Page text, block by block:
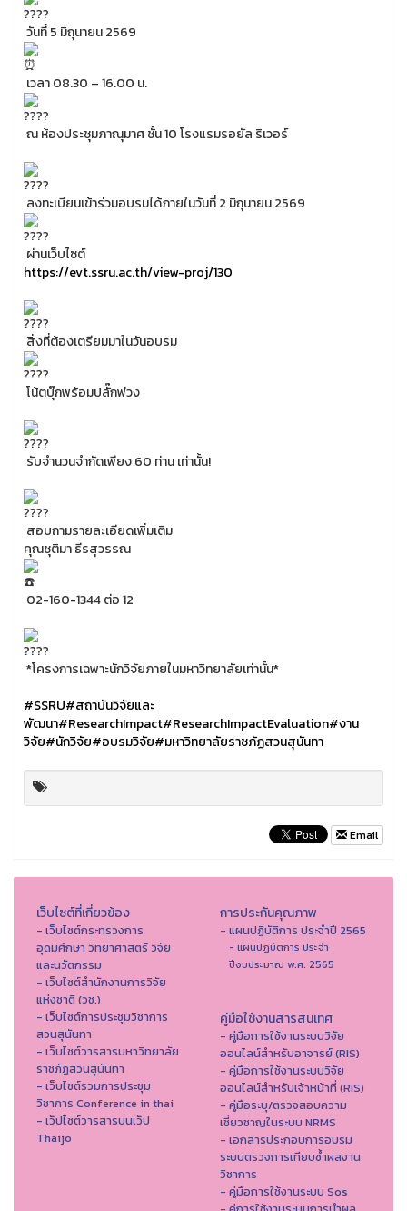
วันที่ 5 มิถุนายน 2569
เวลา 08.30 – 16.00 น.
ณ ห้องประชุมภาณุมาศ ชั้น 10 โรงแรมรอยัล ริเวอร์
ลงทะเบียนเข้าร่วมอบรมได้ภายในวันที่ 2 มิถุนายน 2569
ผ่านเว็บไซต์
https://evt.ssru.ac.th/view-proj/130
สิ่งที่ต้องเตรียมมาในวันอบรม
โน้ตบุ๊กพร้อมปลั๊กพ่วง
รับจำนวนจำกัดเพียง 60 ท่าน เท่านั้น!
สอบถามรายละเอียดเพิ่มเติม
คุณชุติมา ธีรสุวรรณ
02-160-1344 ต่อ 12
*โครงการเฉพาะนักวิจัยภายในมหาวิทยาลัยเท่านั้น*
#SSRU#สถาบันวิจัยและ
พัฒนา#ResearchImpact#ResearchImpactEvaluation#งาน
วิจัย#นักวิจัย#อบรมวิจัย#มหาวิทยาลัยราชภัฏสวนสุนันทา
Email
เว็บไซต์ที่เกี่ยวข้อง
- เว็บไซต์กระทรวงการ
อุดมศึกษา วิทยาศาสตร์ วิจัย
และนวัตกรรม
- เว็บไซต์สำนักงานการวิจัย
แห่งชาติ (วช.)
- เว็บไซต์การประชุมวิชาการ
สวนสุนันทา
- เว็บไซต์วารสารมหาวิทยาลัย
ราชภัฏสวนสุนันทา
- เว็บไซต์รวมการประชุม
วิชาการ Conference in thai
- เว็ปไซต์วารสารบนเว็ป
Thaijo
การประกันคุณภาพ
- แผนปฏิบัติการ ประจำปี 2565
- แผนปฏิบัติการ ประจำ
ปีงบประมาณ พ.ศ. 2565
คู่มือใช้งานสารสนเทศ
- คู่มือการใช้งานระบบวิจัย
ออนไลน์สำหรับอาจารย์ (RIS)
- คู่มือการใช้งานระบบวิจัย
ออนไลน์สำหรับเจ้าหน้าที่ (RIS)
- คู่มือระบุ/ตรวจสอบความ
เชี่ยวชาญในระบบ NRMS
- เอกสารประกอบการอบรม
ระบบตรวจการเทียบซ้ำผลงาน
วิชาการ
- คู่มือการใช้งานระบบ Sos